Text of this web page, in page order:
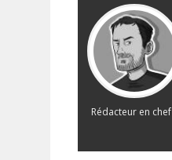
Rédacteur en chef